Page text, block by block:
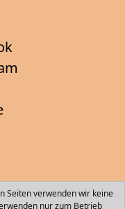
Seiten verwenden wir keine
nur zum Betrieb